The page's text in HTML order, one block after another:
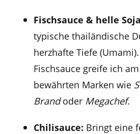
Fischsauce & helle
typische thailändische
herzhafte Tiefe
Fischsauce greife ich
bewährten Marken wie
Brandoder Megachef.
Chilisauce: Bringt eine